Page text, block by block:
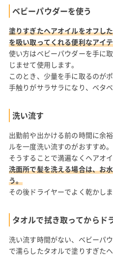
ベビーパウダーを使う
塗りすぎたヘアオイルをオフし
を吸い取ってくれる便利なアイ
使い方はベビーパウダーを手に
じませて使用します。
このとき、少量を手に取るのがポ
手触りがサラサラになり、ベタ
洗い流す
出勤前や出かける前の時間に余
ルを一度洗い流すのがおすすめ。
そうすることで満遍なくヘアオ
洗面所で髪を洗える場合は、お
う。
その後ドライヤーでよく乾かしま
タオルで拭き取ってからド
洗い流す時間がない、ベビーパ
で濡らしたタオルで塗りすぎた